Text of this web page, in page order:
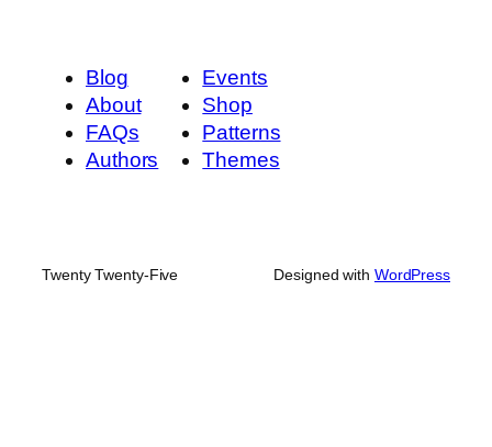
Blog
About
FAQs
Authors
Events
Shop
Patterns
Themes
Twenty Twenty-Five Designed with WordPress